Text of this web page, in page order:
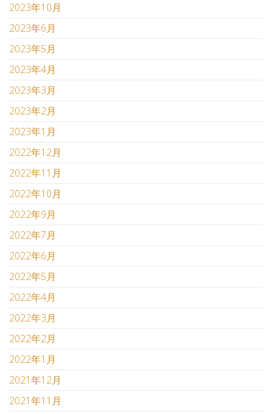
2023年10月
2023年6月
2023年5月
2023年4月
2023年3月
2023年2月
2023年1月
2022年12月
2022年11月
2022年10月
2022年9月
2022年7月
2022年6月
2022年5月
2022年4月
2022年3月
2022年2月
2022年1月
2021年12月
2021年11月